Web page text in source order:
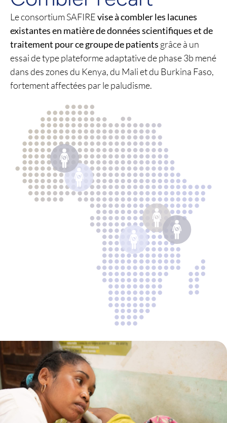
Le consortium SAFIREvise à combler les lacunes
existantes en matière de données scientifiques et de
traitement pour ce groupe de patients grâce à un
essai de type plateforme adaptative de phase 3b mené
dans des zones du Kenya, du Mali et du Burkina Faso,
fortement affectées par le paludisme.